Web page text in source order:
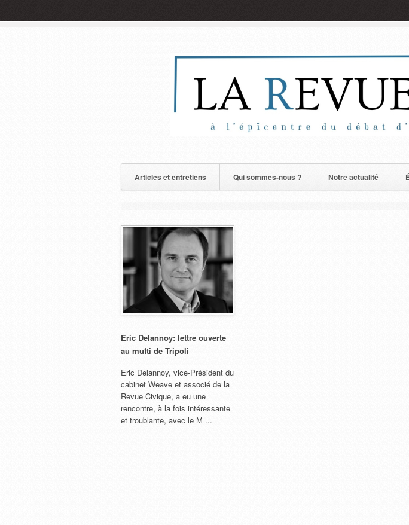
Articles et entretiens Qui sommes-nous ? Notre actualité
Eric Delannoy: lettre ouverte
au mufti de Tripoli
Eric Delannoy, vice-Président du
cabinet Weave et associé de la
Revue Civique, a eu une
rencontre, à la fois intéressante
et troublante, avec le M ...